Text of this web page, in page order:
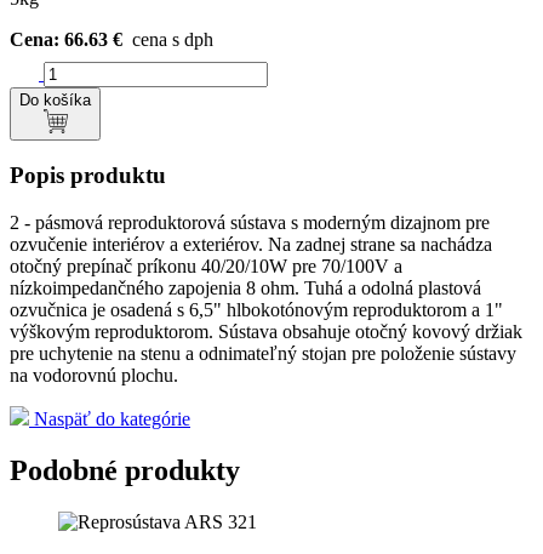
Cena: 66.63 € cena s dph
Do košíka
Popis produktu
2 - pásmová reproduktorová sústava s moderným dizajnom pre
ozvučenie interiérov a exteriérov. Na zadnej strane sa nachádza
otočný prepínač príkonu 40/20/10W pre 70/100V a
nízkoimpedančného zapojenia 8 ohm. Tuhá a odolná plastová
ozvučnica je osadená s 6,5" hlbokotónovým reproduktorom a 1"
výškovým reproduktorom. Sústava obsahuje otočný kovový držiak
pre uchytenie na stenu a odnimateľný stojan pre položenie sústavy
na vodorovnú plochu.
Naspäť do kategórie
Podobné produkty